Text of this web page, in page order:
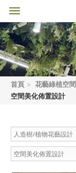
首頁 花藝綠植空間
空間美化佈置設計